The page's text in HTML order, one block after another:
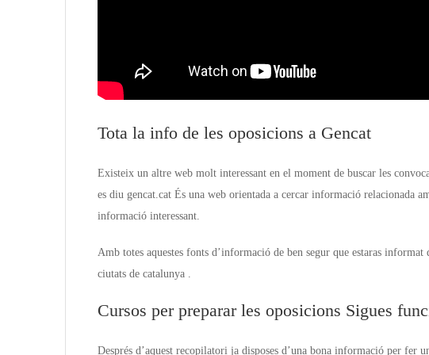
Tota la info de les oposicions a Gencat
Existeix un altre web molt interessant en el moment de buscar les
es diu gencat.cat És una web orientada a cercar informació relacionada
informació interessant.
Amb totes aquestes fonts d’informació de ben segur que estaras informat
ciutats de catalunya .
Cursos per preparar les oposicions Sigues
Després d’aquest recopilatori ja disposes d’una bona informació per fer